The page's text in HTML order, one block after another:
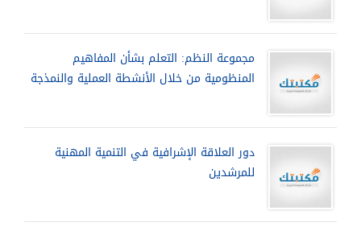
مجموعة النظم: التعلم بشأن المفاهيم
المنظومية من خلال الأنشطة العملية والنمذجة
دور العلاقة الإشرافية في التنمية المهنية
للمرشدين